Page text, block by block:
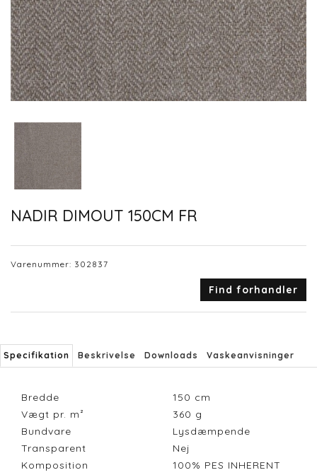
NADIR DIMOUT 150CM FR
Varenummer: 302837
Find forhandler
Specifikation Beskrivelse Downloads Vaskeanvisninger
Bredde 150 cm
Vægt pr. m²
360 g
Bundvare
Lysdæmpende
Transparent
Nej
Komposition
100% PES INHERENT